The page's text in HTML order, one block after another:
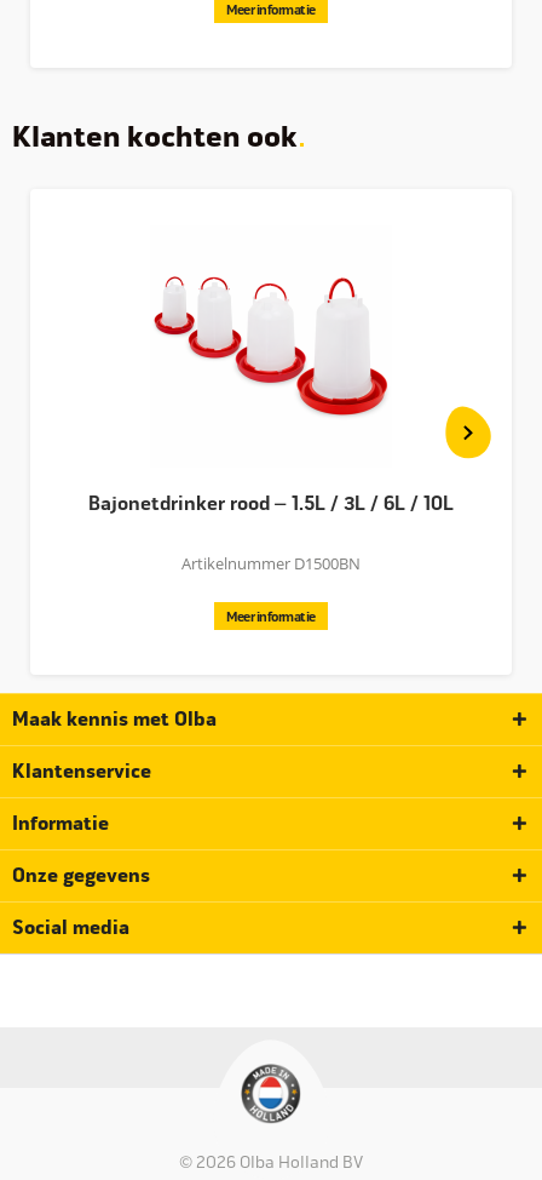
Meer informatie
Klanten kochten ook
Bajonetdrinker rood – 1.5L / 3L / 6L / 10L
Artikelnummer D1500BN
Meer informatie
Maak kennis met Olba
Klantenservice
Informatie
Onze gegevens
Social media
© 2026 Olba Holland BV